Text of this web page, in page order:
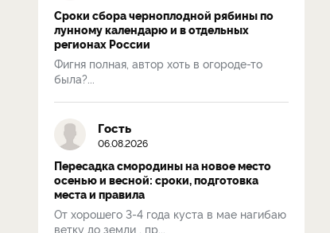
Сроки сбора черноплодной рябины по
лунному календарю и в отдельных
регионах России
Фигня полная, автор хоть в огороде-то
была?...
Гость
06.08.2026
Пересадка смородины на новое место
осенью и весной: сроки, подготовка
места и правила
От хорошего 3-4 года куста в мае нагибаю
ветку до земли , пр...